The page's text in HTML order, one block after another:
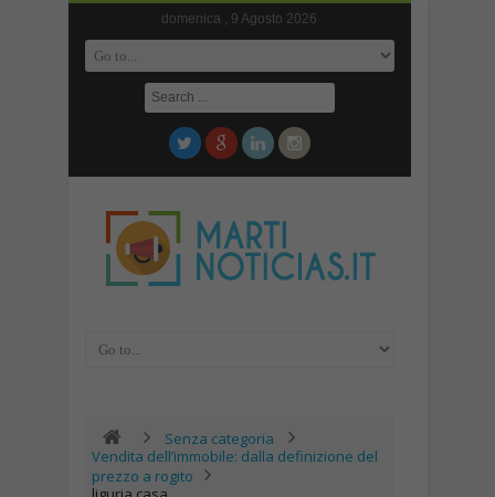
domenica , 9 Agosto 2026
Senza categoria
Vendita dell’immobile: dalla definizione del
prezzo a rogito